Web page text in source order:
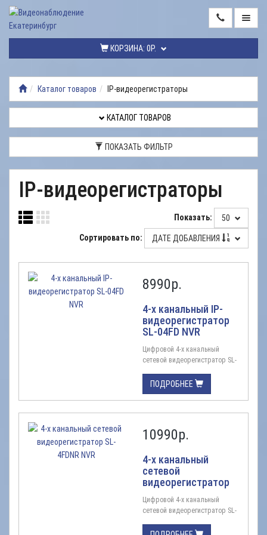
КОРЗИНА: 0Р.
ТОВАРОВ
МОНТАЖ
РЕМОНТ
ДОСТАВКА
НАШИ
Каталог товаров IP-видеорегистраторы
КАТАЛОГ ТОВАРОВ
ПОКАЗАТЬ ФИЛЬТР
IP-видеорегистраторы
Показать: 50
Сортировать по: ДАТЕ ДОБАВЛЕНИЯ
8990р.
4-х канальный IP-
видеорегистратор
SL-04FD NVR
Цифровой 4-х канальный
сетевой видеорегистратор SL-
Количество каналов 4;Формат
сжатия видео:
H.265/H.264;Видеовыходы: 1
VGA / 1 HDMI
разрешение подключаемых IP-
;Воспроизведение архива: 1/4
Количество, тип,
максимальный объем HDD: 1
SATA до 8 ТБ;USB интерфейс:
2 порта (1xUSB ...
ПОДРОБНЕЕ
10990р.
4-х канальный
сетевой
видеорегистратор
SL-4FDNR NVR
Цифровой 4-х канальный
сетевой видеорегистратор SL-
с разрешением 8MP, 5MP, 3MP,